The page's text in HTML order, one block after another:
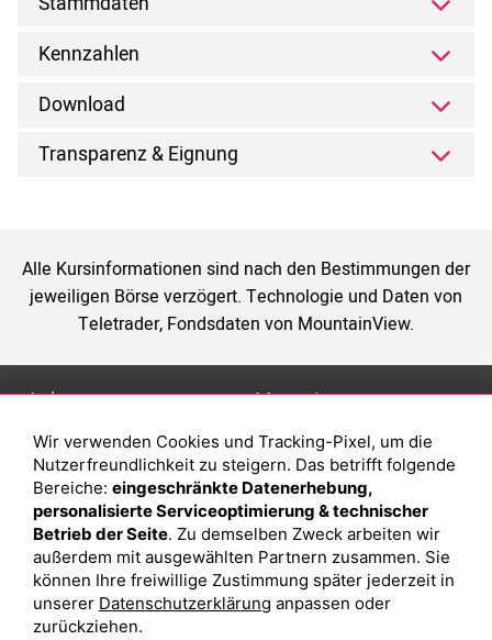
Kennzahlen
Download
Transparenz & Eignung
Alle Kursinformationen sind nach den Bestimmungen der
jeweiligen Börse verzögert. Technologie und Daten von
Teletrader, Fondsdaten von MountainView.
Anlage
Depot eröffnen
Depot vergleichen
Junior Depot
Top-Seller-Fonds
Top-Fonds
Fonds-Suche
Magazin
Was sind sind ETFs?
Sparplan Vorteile
Was ist ein Fonds?
Wir verwenden Cookies und Tracking-Pixel, um die
Nutzerfreundlichkeit zu steigern. Das betrifft folgende
Bereiche: eingeschränkte Datenerhebung,
personalisierte Serviceoptimierung & technischer
Betrieb der Seite. Zu demselben Zweck arbeiten wir
außerdem mit ausgewählten Partnern zusammen. Sie
können Ihre freiwillige Zustimmung später jederzeit in
unserer Datenschutzerklärung anpassen oder
zurückziehen.